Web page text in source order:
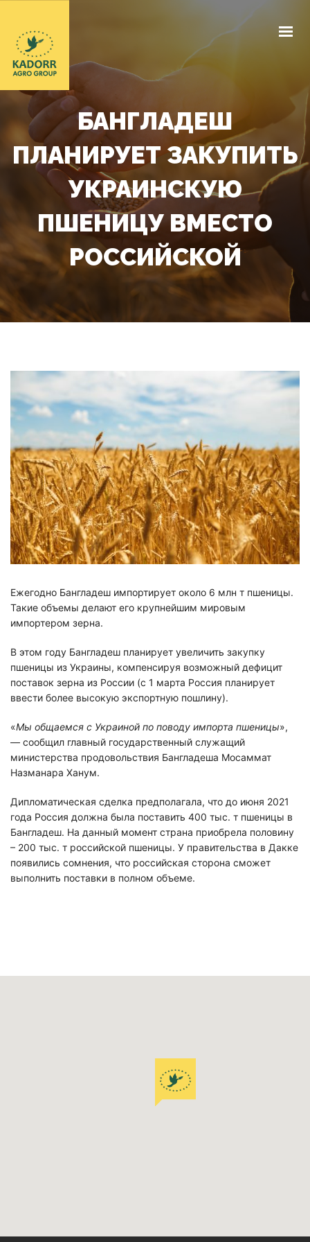
КОМПАНИЯ
ЗАКУПОЧНЫЕ ЦЕНЫ
ДОГОВОРНАЯ БАЗА
НАШИ ДОКУМЕНТЫ
НОВОСТИ
КОНТАКТЫ
RU
БАНГЛАДЕШ
ПЛАНИРУЕТ ЗАКУПИТЬ
УКРАИНСКУЮ
ПШЕНИЦУ ВМЕСТО
РОССИЙСКОЙ
Ежегодно Бангладеш импортирует около 6 млн т пшеницы.
Такие объемы делают его крупнейшим мировым
импортером зерна.
В этом году Бангладеш планирует увеличить закупку
пшеницы из Украины, компенсируя возможный дефицит
поставок зерна из России (с 1 марта Россия планирует
ввести более высокую экспортную пошлину).
«Мы общаемся с Украиной по поводу импорта пшеницы»,
— сообщил главный государственный служащий
министерства продовольствия Бангладеша Мосаммат
Назманара Ханум.
Дипломатическая сделка предполагала, что до июня 2021
года Россия должна была поставить 400 тыс. т пшеницы в
Бангладеш. На данный момент страна приобрела половину
– 200 тыс. т российской пшеницы. У правительства в Дакке
появились сомнения, что российская сторона сможет
выполнить поставки в полном объеме.